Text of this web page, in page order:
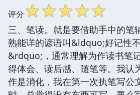
评分☆☆☆☆☆
三、笔读。就是要借助手中的笔
熟能详的谚语叫&ldquo;好记性
&rdquo;，通常理解为作读书笔
得体会、读后感、随笔等。我认
作是消化，我在第一次执笔写公